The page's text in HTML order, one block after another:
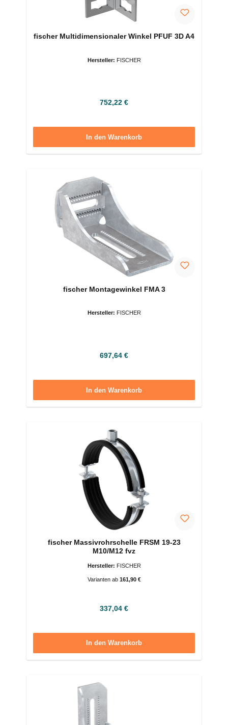
fischer Multidimensionaler Winkel PFUF 3D A4
Hersteller: FISCHER
Regulärer Preis:
752,22 €
In den Warenkorb
fischer Montagewinkel FMA 3
Hersteller: FISCHER
Regulärer Preis:
697,64 €
In den Warenkorb
fischer Massivrohrschelle FRSM 19-23
M10/M12 fvz
Hersteller: FISCHER
Varianten ab161,90 €
Regulärer Preis:
337,04 €
In den Warenkorb